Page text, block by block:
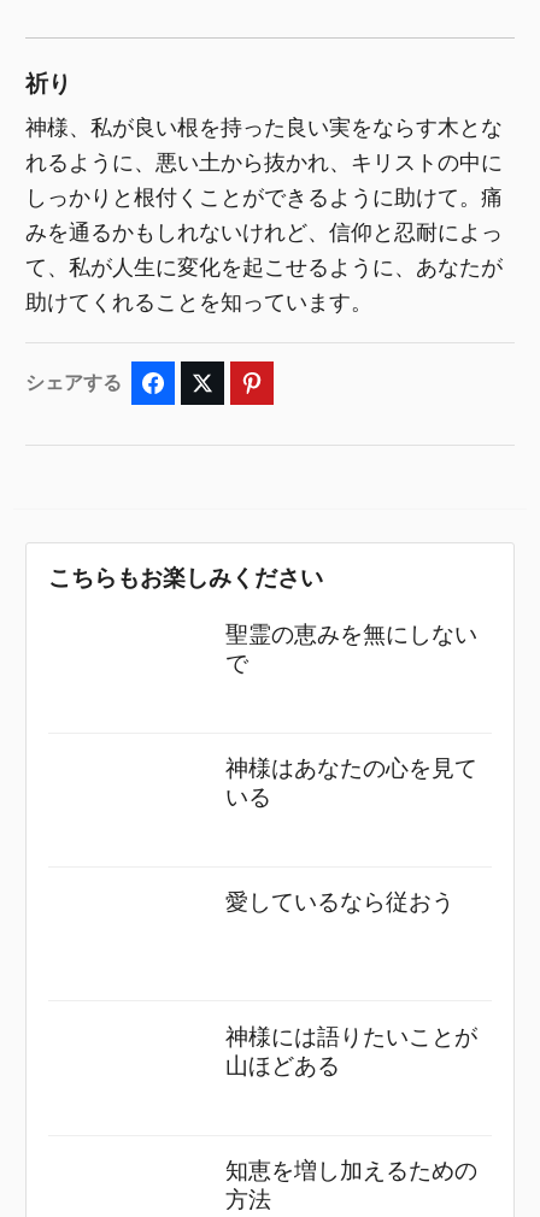
祈り
神様、私が良い根を持った良い実をならす木とな
れるように、悪い土から抜かれ、キリストの中に
しっかりと根付くことができるように助けて。痛
みを通るかもしれないけれど、信仰と忍耐によっ
て、私が人生に変化を起こせるように、あなたが
助けてくれることを知っています。
シェアする Facebook Twitter
こちらもお楽しみください
聖霊の恵みを無にしない
で
神様はあなたの心を見て
いる
愛しているなら従おう
神様には語りたいことが
山ほどある
知恵を増し加えるための
方法